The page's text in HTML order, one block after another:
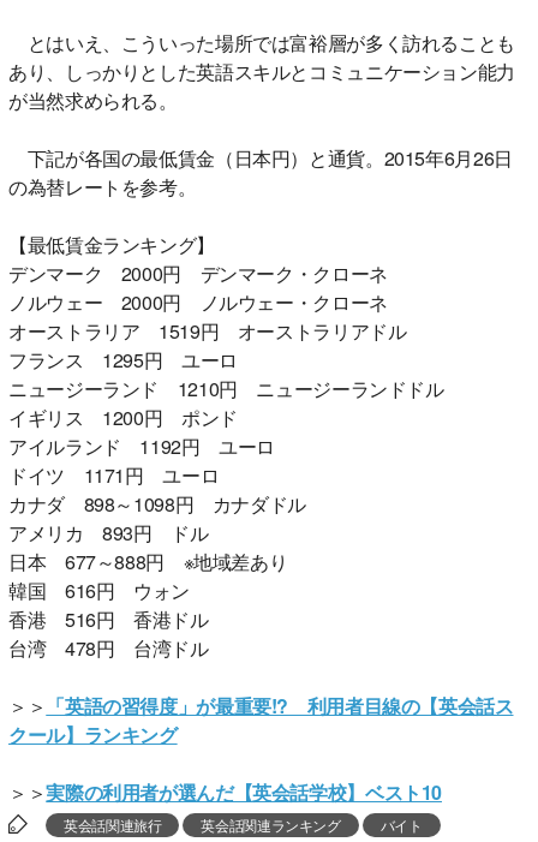
とはいえ、こういった場所では富裕層が多く訪れることも
あり、しっかりとした英語スキルとコミュニケーション能力
が当然求められる。
下記が各国の最低賃金（日本円）と通貨。2015年6月26日
の為替レートを参考。
【最低賃金ランキング】
デンマーク 2000円 デンマーク・クローネ
ノルウェー 2000円 ノルウェー・クローネ
オーストラリア 1519円 オーストラリアドル
フランス 1295円 ユーロ
ニュージーランド 1210円 ニュージーランドドル
イギリス 1200円 ポンド
アイルランド 1192円 ユーロ
ドイツ 1171円 ユーロ
カナダ 898～1098円 カナダドル
アメリカ 893円 ドル
日本 677～888円 ※地域差あり
韓国 616円 ウォン
香港 516円 香港ドル
台湾 478円 台湾ドル
＞＞ 「英語の習得度」が最重要!? 利用者目線の【英会話ス
クール】ランキング
＞＞実際の利用者が選んだ【英会話学校】ベスト10
英会話関連旅行 英会話関連ランキング
バイト